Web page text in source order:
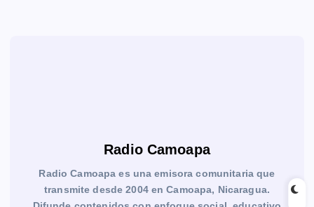
Radio Camoapa
Radio Camoapa es una emisora comunitaria que
transmite desde 2004 en Camoapa, Nicaragua.